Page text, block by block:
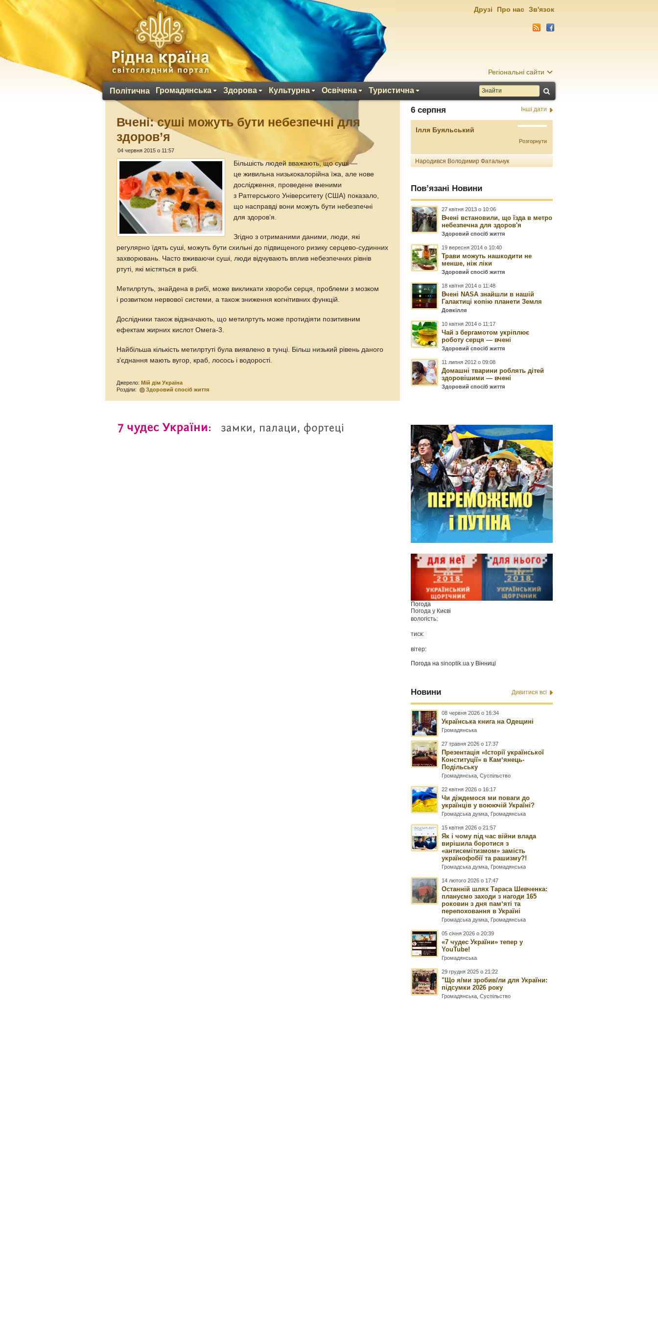
Регіональні сайти
Політична Громадянська Здорова Культурна Освічена Туристична
Друзі Про нас Зв'язок
Вчені: суші можуть бути небезпечні для
здоров’я
04 червня 2015 о 11:57
Більшість людей вважають, що суші —
це живильна низькокалорійна їжа, але нове
дослідження, проведене вченими
з Ратгерського Університету (США) показало,
що насправді вони можуть бути небезпечні
для здоров’я.
Згідно з отриманими даними, люди, які
регулярно їдять суші, можуть бути схильні до підвищеного ризику серцево-судинних
захворювань. Часто вживаючи суші, люди відчувають вплив небезпечних рівнів
ртуті, які містяться в рибі.
Метилртуть, знайдена в рибі, може викликати хвороби серця, проблеми з мозком
і розвитком нервової системи, а також зниження когнітивних функцій.
Дослідники також відзначають, що метилртуть може протидіяти позитивним
ефектам жирних кислот Омега-3.
Найбільша кількість метилртуті була виявлено в тунці. Більш низький рівень даного
з’єднання мають вугор, краб, лосось і водорості.
Джерело:Мій дім Україна
Розділи:
Здоровий спосіб життя
6 серпня Інші дати
Ілля Буяльський
Розгорнути
Народився Володимир Фатальчук
Пов’язані Новини
27 квітня 2013 о 10:06
Вчені встановили, що їзда в метро
небезпечна для здоров'я
Здоровий спосіб життя
19 вересня 2014 о 10:40
Трави можуть нашкодити не
менше, ніж ліки
Здоровий спосіб життя
18 квітня 2014 о 11:48
Вчені NASA знайшли в нашій
Галактиці копію планети Земля
Довкілля
10 квітня 2014 о 11:17
Чай з бергамотом укріплює
роботу серця — вчені
Здоровий спосіб життя
11 липня 2012 о 09:08
Домашні тварини роблять дітей
здоровішими — вчені
Здоровий спосіб життя
Погода
Погода у Києві
вологість:
тиск:
вітер:
Погода наsinoptik.ua у Вінниці
Новини Дивитися всі
08 червня 2026 о 16:34
Українська книга на Одещині
Громадянська
27 травня 2026 о 17:37
Презентація «Історії української
Конституції» в Камʼянець-
Подільську
Громадянська ,Суспільство
22 квітня 2026 о 16:17
Чи діждемося ми поваги до
українців у воюючій Україні?
Громадська думка Громадянська
15 квітня 2026 о 21:57
Як і чому під час війни влада
вирішила боротися з
«антисемітизмом» замість
українофобії та рашизму?!
Громадська думка Громадянська
14 лютого 2026 о 17:47
Останній шлях Тараса Шевченка:
плануємо заходи з нагоди 165
роковин з дня памʼяті та
перепоховання в Україні
Громадська думка Громадянська
05 січня 2026 о 20:39
«7 чудес України» тепер у
YouTube!
Громадянська
29 грудня 2025 о 21:22
"Що я/ми зробив/ли для України:
підсумки 2026 року
Громадянська ,Суспільство